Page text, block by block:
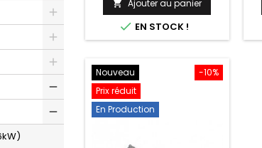
base
 Ajouter au panier
 EN STOCK !
-10%
Nouveau
Prix réduit
En Production